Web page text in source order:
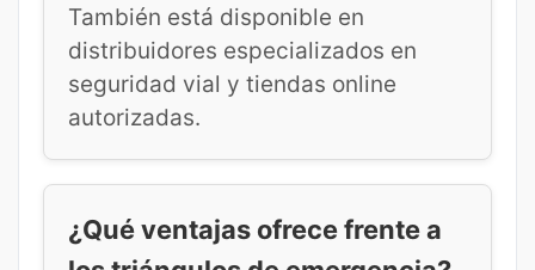
También está disponible en
distribuidores especializados en
seguridad vial y tiendas online
autorizadas.
¿Qué ventajas ofrece frente a